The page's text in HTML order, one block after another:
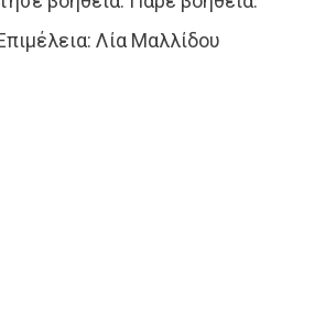
Λία Μαλλίδου